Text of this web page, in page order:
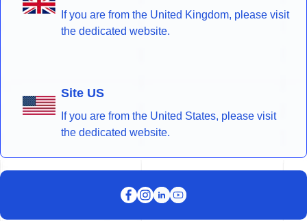
If you are from the United Kingdom, please visit
the dedicated website.
Site US
If you are from the United States, please visit
the dedicated website.